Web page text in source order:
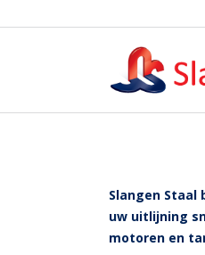
Slangen
uw uitlijning
motoren en